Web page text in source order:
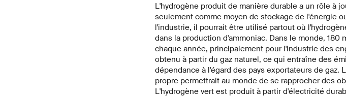
L'hydrogène produit de manière durable a un rôle à
seulement comme moyen de stockage de l'énergie
l'industrie, il pourrait être utilisé partout où
dans la production d'ammoniac. Dans le monde,
chaque année, principalement pour l'industrie des
obtenu à partir du gaz naturel, ce qui entraîne des
dépendance à l'égard des pays exportateurs de
propre permettrait au monde de se rapprocher des
L'hydrogène vert est produit à partir d'électricité